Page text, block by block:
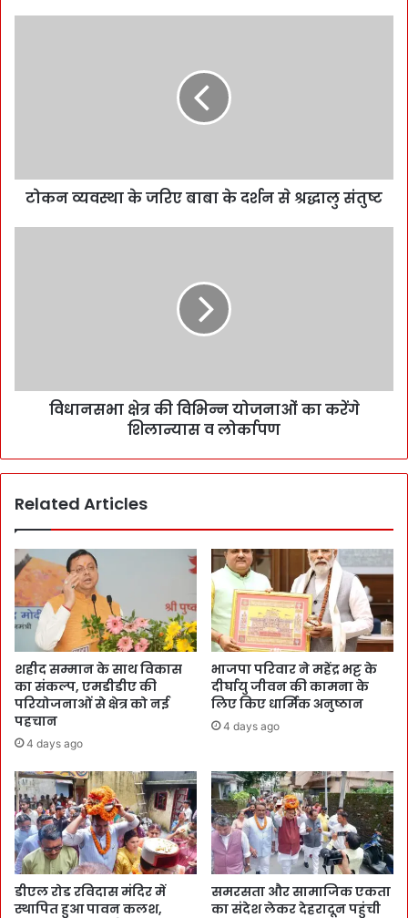
टोकन व्यवस्था के जरिए बाबा के दर्शन से श्रद्धालु संतुष्ट
विधानसभा क्षेत्र की विभिन्न योजनाओं का करेंगे
शिलान्यास व लोर्कापण
Related Articles
शहीद सम्मान के साथ विकास
का संकल्प, एमडीडीए की
परियोजनाओं से क्षेत्र को नई
पहचान
4 days ago
भाजपा परिवार ने महेंद्र भट्ट के
दीर्घायु जीवन की कामना के
लिए किए धार्मिक अनुष्ठान
4 days ago
डीएल रोड रविदास मंदिर में
स्थापित हुआ पावन कलश,
समरसता और सामाजिक एकता
का संदेश लेकर देहरादून पहुंची